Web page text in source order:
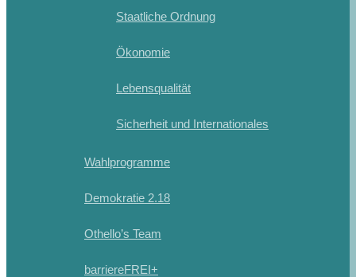
Staatliche Ordnung
Ökonomie
Lebensqualität
Sicherheit und Internationales
Wahlprogramme
Demokratie 2.18
Othello’s Team
barriereFREI+